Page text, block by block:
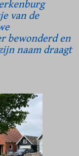
van de
bewonderd en
naam draagt